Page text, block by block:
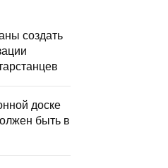
создать
доске
быть в